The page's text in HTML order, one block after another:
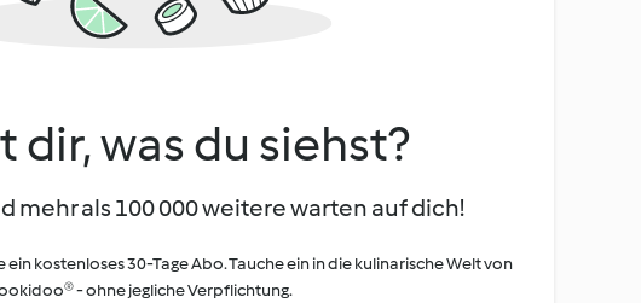
dir, was du siehst?
mehr als 100 000 weitere warten auf dich!
kostenloses 30-Tage Abo. Tauche ein in die kulinarische Welt von
- ohne jegliche Verpflichtung.